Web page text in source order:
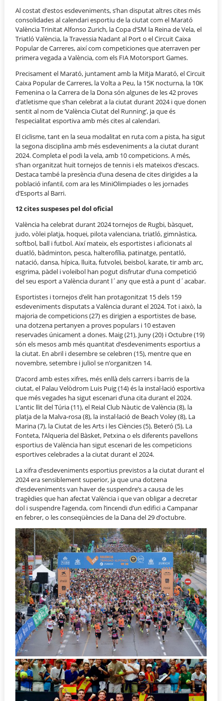
Al costat d’estos esdeveniments, s’han disputat altres cites més
consolidades al calendari esportiu de la ciutat com el Marató
València Trinitat Alfonso Zurich, la Copa d’SM la Reina de Vela, el
Triatló València, la Travessia Nadant al Port o el Circuit Caixa
Popular de Carreres, així com competiciones que aterraven per
primera vegada a València, com els FIA Motorsport Games.
Precisament el Marató, juntament amb la Mitja Marató, el Circuit
Caixa Popular de Carreres, la Volta a Peu, la 15K nocturna, la 10K
Femenina o la Carrera de la Dona són algunes de les 42 proves
d’atletisme que s’han celebrat a la ciutat durant 2024 i que donen
sentit al nom de ‘València Ciutat del Running’, ja que és
l’especialitat esportiva amb més cites al calendari.
El ciclisme, tant en la seua modalitat en ruta com a pista, ha sigut
la segona disciplina amb més esdeveniments a la ciutat durant
2024. Completa el podi la vela, amb 10 competicions. A més,
s’han organitzat huit tornejos de tennis i els mateixos d’escacs.
Destaca també la presència d’una desena de cites dirigides a la
població infantil, com ara les MiniOlimpiades o les jornades
d’Esports al Barri.
12 cites suspeses pel dol oficial
València ha celebrat durant 2024 tornejos de Rugbi, bàsquet,
judo, vòlei platja, hoquei, pilota valenciana, triatló, gimnàstica,
softbol, ​​ball i futbol. Així mateix, els esportistes i aficionats al
duatló, bàdminton, pesca, halterofília, patinatge, pentatló,
natació, dansa, hípica, lluita, futvolei, beisbol, karate, tir amb arc,
esgrima, pàdel i voleibol han pogut disfrutar d’una competició
del seu esport a València durant l´any que està a punt d´acabar.
Esportistes i tornejos d’elit han protagonitzat 15 dels 159
esdeveniments disputats a València durant el 2024. Tot i això, la
majoria de competicions (27) es dirigien a esportistes de base,
una dotzena pertanyen a proves populars i 10 estaven
reservades únicament a dones. Maig (21), Juny (20) i Octubre (19)
són els mesos amb més quantitat d’esdeveniments esportius a
la ciutat. En abril i desembre se celebren (15), mentre que en
novembre, setembre i juliol se n’organitzen 14.
D’acord amb estes xifres, més enllà dels carrers i barris de la
ciutat, el Palau Velòdrom Luis Puig (14) és la instal·lació esportiva
que més vegades ha sigut escenari d’una cita durant el 2024.
L’antic llit del Túria (11), el Reial Club Nàutic de València (8), la
platja de la Malva-rosa (8), la instal·lació de Beach Voley (8), La
Marina (7), la Ciutat de les Arts i les Ciències (5), Beteró (5), La
Fonteta, l’Alqueria del Bàsket, Petxina o els diferents pavellons
esportius de València han sigut escenari de les competicions
esportives celebrades a la ciutat durant el 2024.
La xifra d’esdeveniments esportius previstos a la ciutat durant el
2024 era sensiblement superior, ja que una dotzena
d’esdeveniments van haver de suspendre’s a causa de les
tragèdies que han afectat València i que van obligar a decretar
dol i suspendre l’agenda, com l’incendi d’un edifici a Campanar
en febrer, o les conseqüències de la Dana del 29 d’octubre.